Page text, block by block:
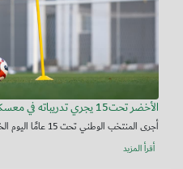
الأخضر تحت15 يجري تدريباته في معسكر أبها
أجرى المنتخب الوطني تحت 15 عامًا اليوم الخميس تدريباته ضمن معسكره الإع...
أقرأ المزيد